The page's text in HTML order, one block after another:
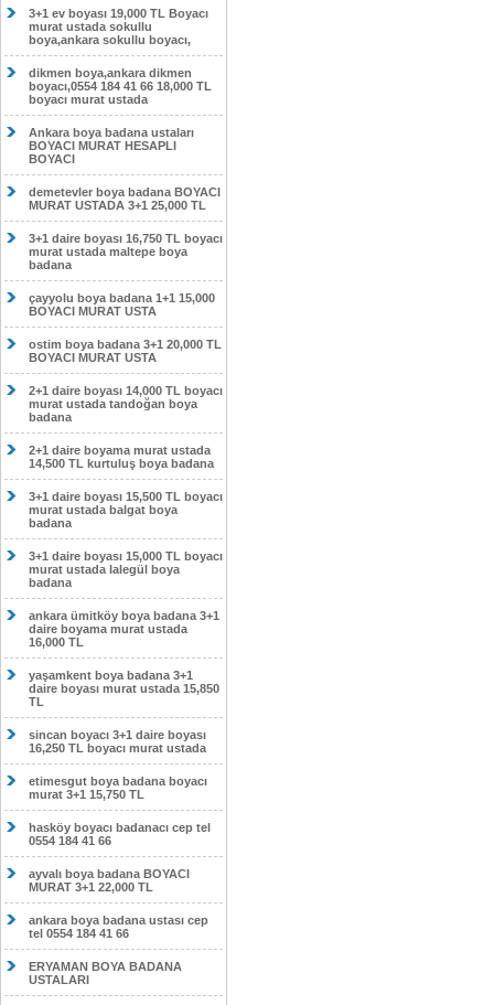
3+1 ev boyası 19,000 TL Boyacı
murat ustada sokullu
boya,ankara sokullu boyacı,
dikmen boya,ankara dikmen
boyacı,0554 184 41 66 18,000 TL
boyacı murat ustada
Ankara boya badana ustaları
BOYACI MURAT HESAPLI
BOYACI
demetevler boya badana BOYACI
MURAT USTADA 3+1 25,000 TL
3+1 daire boyası 16,750 TL boyacı
murat ustada maltepe boya
badana
çayyolu boya badana 1+1 15,000
BOYACI MURAT USTA
ostim boya badana 3+1 20,000 TL
BOYACI MURAT USTA
2+1 daire boyası 14,000 TL boyacı
murat ustada tandoğan boya
badana
2+1 daire boyama murat ustada
14,500 TL kurtuluş boya badana
3+1 daire boyası 15,500 TL boyacı
murat ustada balgat boya
badana
3+1 daire boyası 15,000 TL boyacı
murat ustada lalegül boya
badana
ankara ümitköy boya badana 3+1
daire boyama murat ustada
16,000 TL
yaşamkent boya badana 3+1
daire boyası murat ustada 15,850
TL
sincan boyacı 3+1 daire boyası
16,250 TL boyacı murat ustada
etimesgut boya badana boyacı
murat 3+1 15,750 TL
hasköy boyacı badanacı cep tel
0554 184 41 66
ayvalı boya badana BOYACI
MURAT 3+1 22,000 TL
ankara boya badana ustası cep
tel 0554 184 41 66
ERYAMAN BOYA BADANA
USTALARI